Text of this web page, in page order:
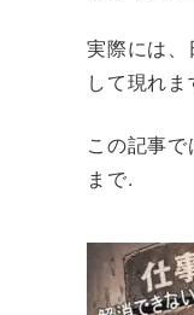
実際には、
して現れま
この記事
まで.